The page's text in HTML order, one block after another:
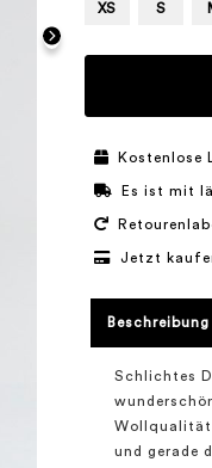
XS S
Kostenlose
Es ist mit
Jetzt
Beschreibung
Schlichtes
und gerade